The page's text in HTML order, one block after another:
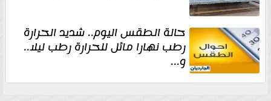
حالة الطقس اليوم.. شديد الحرارة
رطب نهارا مائل للحرارة رطب ليلا..
و...